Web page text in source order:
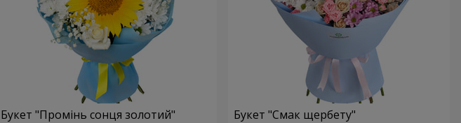
Букет "Промінь сонця золотий" Букет "Смак щербету"